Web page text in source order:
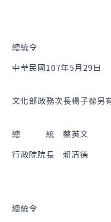
總統令
中華民國107年5月29日
文化部政務次長楊子葆另
總 統 蔡英文
行政院院長 賴清德
總統令